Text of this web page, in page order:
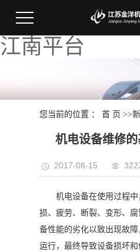
江南平台
您当前的位置 ：首 页 >>
机电设备维修
2017-08-15 322
机电设备在使用过程中
损、疲劳、断裂、变形、
备性能的劣化以致出现故
运行，最终导致设备损坏